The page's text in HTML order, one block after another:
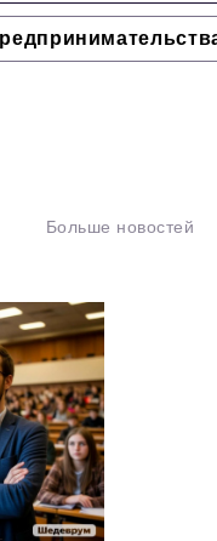
Больше новостей